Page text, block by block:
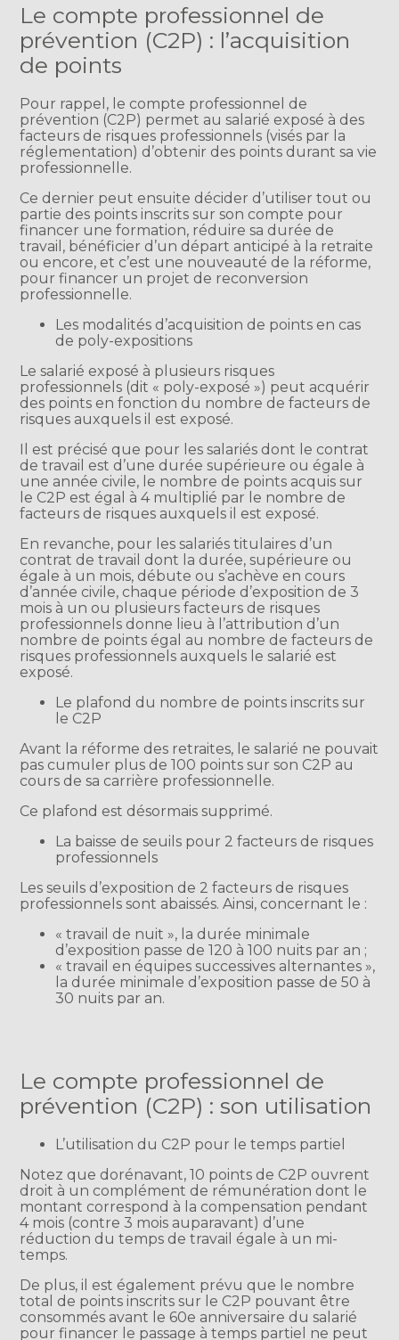
Le compte professionnel de
prévention (C2P) : l’acquisition
de points
Pour rappel, le compte professionnel de
prévention (C2P) permet au salarié exposé à des
facteurs de risques professionnels (visés par la
réglementation) d’obtenir des points durant sa vie
professionnelle.
Ce dernier peut ensuite décider d’utiliser tout ou
partie des points inscrits sur son compte pour
financer une formation, réduire sa durée de
travail, bénéficier d’un départ anticipé à la retraite
ou encore, et c’est une nouveauté de la réforme,
pour financer un projet de reconversion
professionnelle.
Les modalités d’acquisition de points en cas
de poly-expositions
Le salarié exposé à plusieurs risques
professionnels (dit « poly-exposé ») peut acquérir
des points en fonction du nombre de facteurs de
risques auxquels il est exposé.
Il est précisé que pour les salariés dont le contrat
de travail est d’une durée supérieure ou égale à
une année civile, le nombre de points acquis sur
le C2P est égal à 4 multiplié par le nombre de
facteurs de risques auxquels il est exposé.
En revanche, pour les salariés titulaires d’un
contrat de travail dont la durée, supérieure ou
égale à un mois, débute ou s’achève en cours
d’année civile, chaque période d’exposition de 3
mois à un ou plusieurs facteurs de risques
professionnels donne lieu à l’attribution d’un
nombre de points égal au nombre de facteurs de
risques professionnels auxquels le salarié est
exposé.
Le plafond du nombre de points inscrits sur
le C2P
Avant la réforme des retraites, le salarié ne pouvait
pas cumuler plus de 100 points sur son C2P au
cours de sa carrière professionnelle.
Ce plafond est désormais supprimé.
La baisse de seuils pour 2 facteurs de risques
professionnels
Les seuils d’exposition de 2 facteurs de risques
professionnels sont abaissés. Ainsi, concernant le :
« travail de nuit », la durée minimale
d’exposition passe de 120 à 100 nuits par an ;
« travail en équipes successives alternantes »,
la durée minimale d’exposition passe de 50 à
30 nuits par an.
Le compte professionnel de
prévention (C2P) : son utilisation
L’utilisation du C2P pour le temps partiel
Notez que dorénavant, 10 points de C2P ouvrent
droit à un complément de rémunération dont le
montant correspond à la compensation pendant
4 mois (contre 3 mois auparavant) d’une
réduction du temps de travail égale à un mi-
temps.
De plus, il est également prévu que le nombre
total de points inscrits sur le C2P pouvant être
consommés avant le 60e anniversaire du salarié
pour financer le passage à temps partiel ne peut